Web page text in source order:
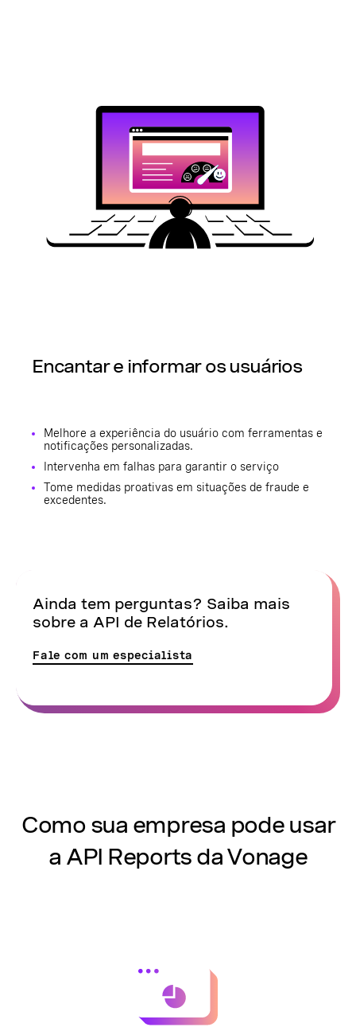
Encantar e informar os usuários
Melhore a experiência do usuário com ferramentas e
notificações personalizadas.
Intervenha em falhas para garantir o serviço
Tome medidas proativas em situações de fraude e
excedentes.
Ainda tem perguntas? Saiba mais
sobre a API de Relatórios.
Fale com um especialista
Como sua empresa pode usar
a API Reports da Vonage